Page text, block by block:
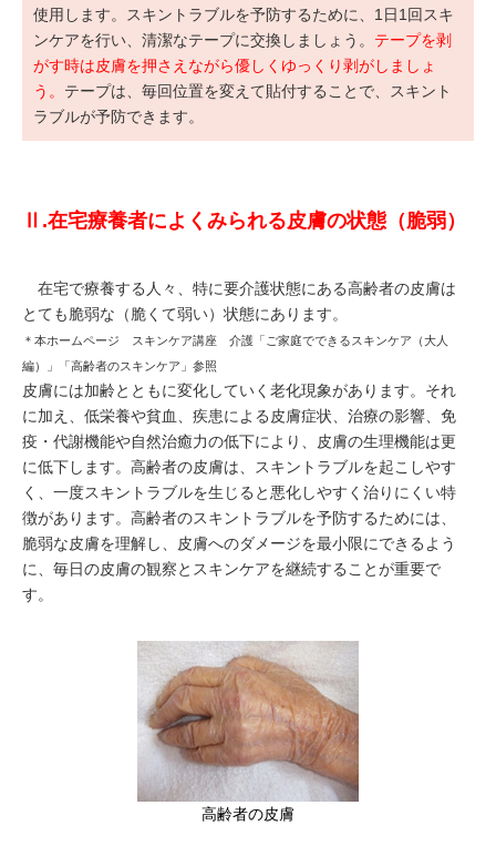
使用します。スキントラブルを予防するために、1日1回スキ
ンケアを行い、清潔なテープに交換しましょう。 テープを剥
がす時は皮膚を押さえながら優しくゆっくり剥がしましょ
う。 テープは、毎回位置を変えて貼付することで、スキント
ラブルが予防できます。
Ⅱ.在宅療養者によくみられる皮膚の状態（脆弱）
在宅で療養する人々、特に要介護状態にある高齢者の皮膚は
とても脆弱な（脆くて弱い）状態にあります。
＊本ホームページ スキンケア講座 介護「ご家庭でできるスキンケア（大人
編）」「高齢者のスキンケア」参照
皮膚には加齢とともに変化していく老化現象があります。それ
に加え、低栄養や貧血、疾患による皮膚症状、治療の影響、免
疫・代謝機能や自然治癒力の低下により、皮膚の生理機能は更
に低下します。高齢者の皮膚は、スキントラブルを起こしやす
く、一度スキントラブルを生じると悪化しやすく治りにくい特
徴があります。高齢者のスキントラブルを予防するためには、
脆弱な皮膚を理解し、皮膚へのダメージを最小限にできるよう
に、毎日の皮膚の観察とスキンケアを継続することが重要で
す。
高齢者の皮膚